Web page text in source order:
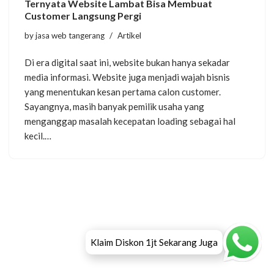
Klaim Diskon 1jt Sekarang Juga
Ternyata Website Lambat Bisa Membuat
Customer Langsung Pergi
byjasa web tangerang Artikel
Di era digital saat ini, website bukan hanya sekadar
media informasi. Website juga menjadi wajah bisnis
yang menentukan kesan pertama calon customer.
Sayangnya, masih banyak pemilik usaha yang
menganggap masalah kecepatan loading sebagai hal
kecil.…